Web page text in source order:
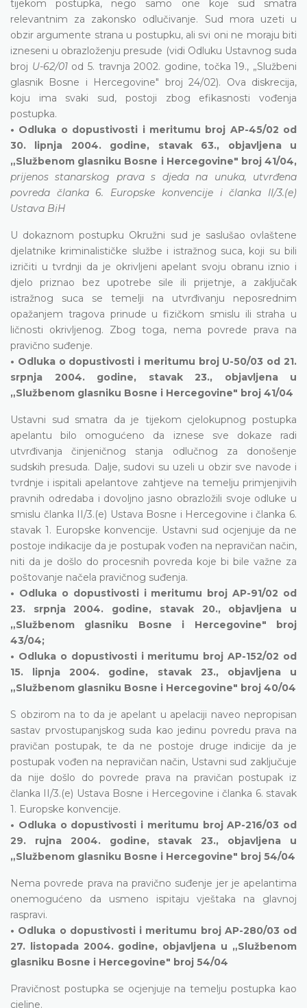
tijekom postupka, nego samo one koje sud smatra
relevantnim za zakonsko odlučivanje. Sud mora uzeti u
obzir argumente strana u postupku, ali svi oni ne moraju biti
izneseni u obrazloženju presude (vidi Odluku Ustavnog suda
broj U-62/01od 5. travnja 2002. godine, točka 19., „Službeni
glasnik Bosne i Hercegovine" broj 24/02). Ova diskrecija,
koju ima svaki sud, postoji zbog efikasnosti vođenja
postupka.
• Odluka o dopustivosti i meritumu broj AP-45/02 od
30. lipnja 2004. godine, stavak 63., objavljena u
„Službenom glasniku Bosne i Hercegovine" broj 41/04,
prijenos stanarskog prava s djeda na unuka, utvrđena
povreda članka 6. Europske konvencije i članka II/3.(e)
Ustava BiH
U dokaznom postupku Okružni sud je saslušao ovlaštene
djelatnike kriminalističke službe i istražnog suca, koji su bili
izričiti u tvrdnji da je okrivljeni apelant svoju obranu iznio i
djelo priznao bez upotrebe sile ili prijetnje, a zaključak
istražnog suca se temelji na utvrđivanju neposrednim
opažanjem tragova prinude u fizičkom smislu ili straha u
ličnosti okrivljenog. Zbog toga, nema povrede prava na
pravično suđenje.
• Odluka o dopustivosti i meritumu broj U-50/03 od 21.
srpnja 2004. godine, stavak 23., objavljena u
„Službenom glasniku Bosne i Hercegovine" broj 41/04
Ustavni sud smatra da je tijekom cjelokupnog postupka
apelantu bilo omogućeno da iznese sve dokaze radi
utvrđivanja činjeničnog stanja odlučnog za donošenje
sudskih presuda. Dalje, sudovi su uzeli u obzir sve navode i
tvrdnje i ispitali apelantove zahtjeve na temelju primjenjivih
pravnih odredaba i dovoljno jasno obrazložili svoje odluke u
smislu članka II/3.(e) Ustava Bosne i Hercegovine i članka 6.
stavak 1. Europske konvencije. Ustavni sud ocjenjuje da ne
postoje indikacije da je postupak vođen na nepravičan način,
niti da je došlo do procesnih povreda koje bi bile važne za
poštovanje načela pravičnog suđenja.
• Odluka o dopustivosti i meritumu broj AP-91/02 od
23. srpnja 2004. godine, stavak 20., objavljena u
„Službenom glasniku Bosne i Hercegovine" broj
43/04;
• Odluka o dopustivosti i meritumu broj AP-152/02 od
15. lipnja 2004. godine, stavak 23., objavljena u
„Službenom glasniku Bosne i Hercegovine" broj 40/04
S obzirom na to da je apelant u apelaciji naveo nepropisan
sastav prvostupanjskog suda kao jedinu povredu prava na
pravičan postupak, te da ne postoje druge indicije da je
postupak vođen na nepravičan način, Ustavni sud zaključuje
da nije došlo do povrede prava na pravičan postupak iz
članka II/3.(e) Ustava Bosne i Hercegovine i članka 6. stavak
1. Europske konvencije.
• Odluka o dopustivosti i meritumu broj AP-216/03 od
29. rujna 2004. godine, stavak 23., objavljena u
„Službenom glasniku Bosne i Hercegovine" broj 54/04
Nema povrede prava na pravično suđenje jer je apelantima
onemogućeno da usmeno ispitaju vještaka na glavnoj
raspravi.
• Odluka o dopustivosti i meritumu broj AP-280/03 od
27. listopada 2004. godine, objavljena u „Službenom
glasniku Bosne i Hercegovine" broj 54/04
Pravičnost postupka se ocjenjuje na temelju postupka kao
cjeline.